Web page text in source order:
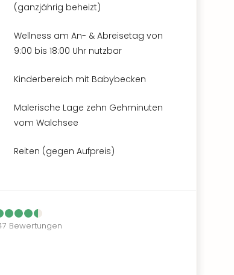
(ganzjährig beheizt)
Wellness am An- & Abreisetag von
9:00 bis 18:00 Uhr nutzbar
Kinderbereich mit Babybecken
Malerische Lage zehn Gehminuten
vom Walchsee
Reiten (gegen Aufpreis)
Bewertungen